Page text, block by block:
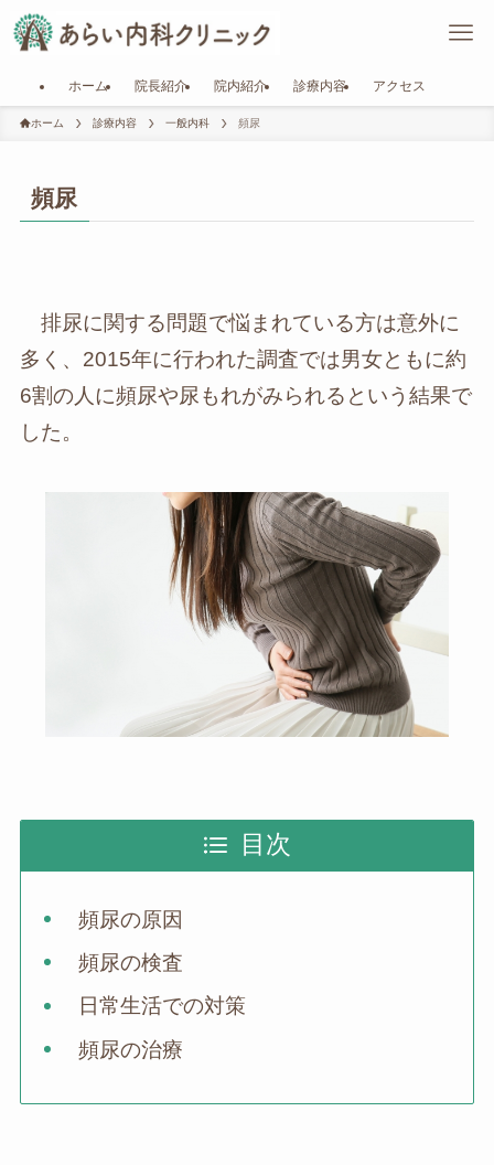
ホーム 院長紹介 院内紹介 診療内容 アクセス
ホーム 診療内容 一般内科 頻尿
頻尿
排尿に関する問題で悩まれている方は意外に
多く、2015年に行われた調査では男女ともに約
6割の人に頻尿や尿もれがみられるという結果で
した。
目次
頻尿の原因
頻尿の検査
日常生活での対策
頻尿の治療